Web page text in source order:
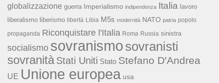
globalizzazione guerra Imperialismo indipendenza Italia lavoro
liberalismo liberismo libertà Libia M5s modernità NATO patria popolo
propaganda Riconquistare l'Italia Roma Russia sinistra
socialismo sovranismo sovranisti
sovranità Stati Uniti Stato Stefano D'Andrea
UE Unione europea usa